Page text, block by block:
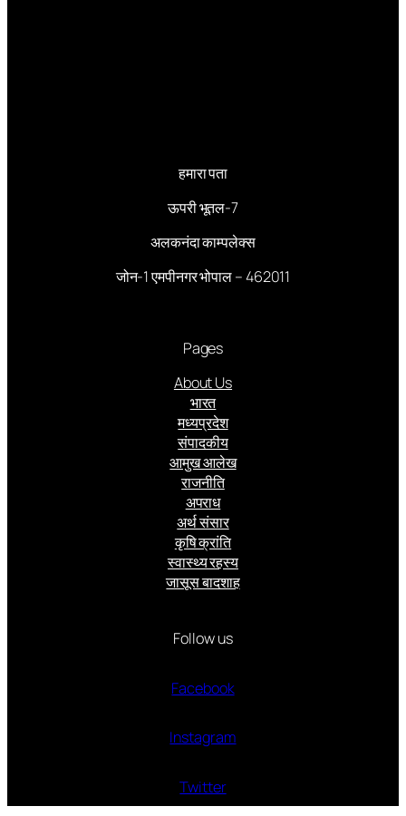
हमारा पता
ऊपरी भूतल-7
अलकनंदा काम्पलेक्स
जोन-1 एमपीनगर भोपाल – 462011
Pages
About Us
भारत
मध्यप्रदेश
संपादकीय
आमुख आलेख
राजनीति
अपराध
अर्थ संसार
कृषि क्रांति
स्वास्थ्य रहस्य
जासूस बादशाह
Follow us
Facebook
Instagram
Twitter